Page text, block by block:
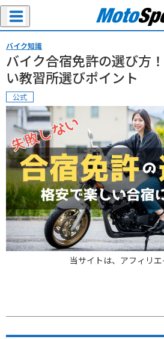
バイク知識
バイク合宿免許の選び方
い教習所選びポイント
公式
当サイトは、アフィリ